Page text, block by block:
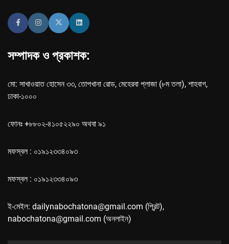
সম্পাদক ও প্রকাশক:
মো: সাখাওয়াত হোসেন ৩৩, তোপখানা রোড, মেহেরবা প্লাজা (৮ম তলা), শাহবাগ,
ঢাকা-১০০০
ফোনঃ +৮৮০২-৪১০৫২২৯০ অথবা ৯১
মফস্বল : ০১৯১২৩৩৪০৯৩
মফস্বল : ০১৯১২৩৩৪০৯৩
ই-মেইল: dailynabochatona@gmail.com (প্রিন্ট),
nabochatona@gmail.com (অনলাইন)